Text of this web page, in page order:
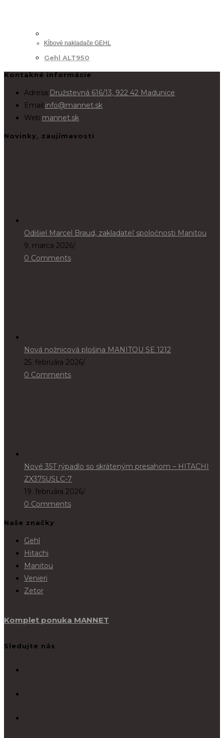
Kĺbové nakladače GEHL
Gehl ALT950
Kontakné informácie
Adresa:Družstevná 616/13, 922 42 Madunice
Email:info@mannet.sk
Web:mannet.sk
Novinky, zaujímavosti
Odišiel Marcel Braud, zakladateľ spoločnosti Manitou
9. marca 2026/
0 Comments
Nová nožnicová plošina MANITOU SE 1212
25. februára 2026/
0 Comments
Nové 35T rýpadlo so skráteným presahom – HITACHI
ZX375USLC-7
19. februára 2026/
0 Comments
Naše značky
Gehl
Hitachi
Manitou
Venieri
Zetor
Komplet ponuka MANNET
Sledujte nás